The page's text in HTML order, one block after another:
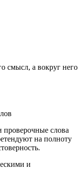
смысл, а вокруг него
проверочные слова
на полноту
и